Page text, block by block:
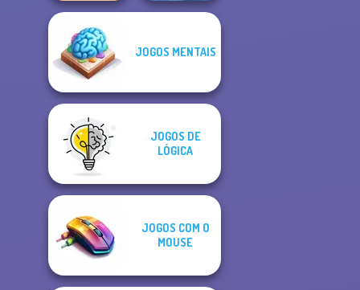
TB Avataria Life
Girl
JOGOS MENTAIS
JOGOS DE
LÓGICA
JOGOS COM O
MOUSE